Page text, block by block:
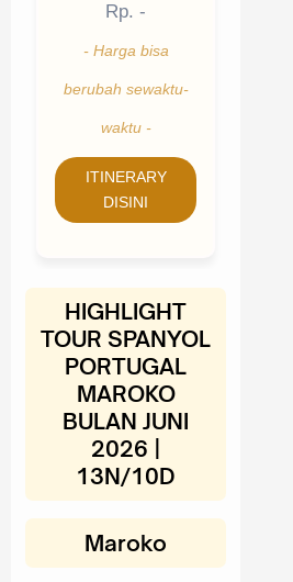
Rp. -
- Harga bisa
berubah sewaktu-
waktu -
ITINERARY
DISINI
HIGHLIGHT
TOUR SPANYOL
PORTUGAL
MAROKO
BULAN JUNI
2026 |
13N/10D
Maroko